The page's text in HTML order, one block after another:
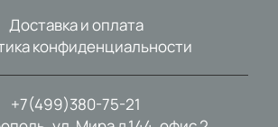
+7(499)380-75-21
Доставка и оплата
конфиденциальности